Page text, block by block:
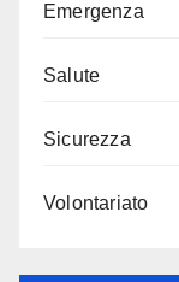
Emergenza
Salute
Sicurezza
Volontariato